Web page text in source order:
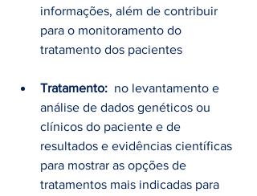
informações, além de contribuir
para o monitoramento do
tratamento dos pacientes
Tratamento: no levantamento e
análise de dados genéticos ou
clínicos do paciente e de
resultados e evidências científicas
para mostrar as opções de
tratamentos mais indicadas para